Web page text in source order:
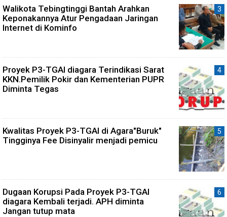
Walikota Tebingtinggi Bantah Arahkan
Keponakannya Atur Pengadaan Jaringan
Internet di Kominfo
Proyek P3-TGAI diagara Terindikasi Sarat
KKN.Pemilik Pokir dan Kementerian PUPR
Diminta Tegas
Kwalitas Proyek P3-TGAI di Agara"Buruk"
Tingginya Fee Disinyalir menjadi pemicu
Dugaan Korupsi Pada Proyek P3-TGAI
diagara Kembali terjadi. APH diminta
Jangan tutup mata